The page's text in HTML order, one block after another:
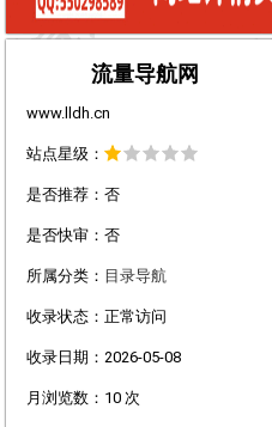
流量导航网
www.lldh.cn
站点星级：
是否推荐：否
是否快审：否
所属分类： 目录导航
收录状态：正常访问
收录日期：2026-05-08
月浏览数：10 次